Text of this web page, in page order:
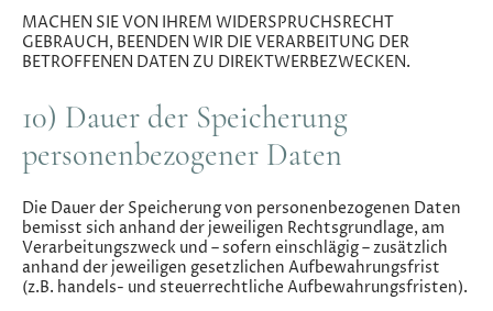
MACHEN SIE VON IHREM WIDERSPRUCHSRECHT
GEBRAUCH, BEENDEN WIR DIE VERARBEITUNG DER
BETROFFENEN DATEN ZU DIREKTWERBEZWECKEN.
10) Dauer der Speicherung
personenbezogener Daten
Die Dauer der Speicherung von personenbezogenen Daten
bemisst sich anhand der jeweiligen Rechtsgrundlage, am
Verarbeitungszweck und – sofern einschlägig – zusätzlich
anhand der jeweiligen gesetzlichen Aufbewahrungsfrist
(z.B. handels- und steuerrechtliche Aufbewahrungsfristen).